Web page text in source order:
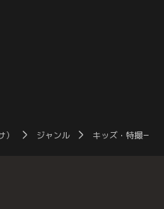
ジャンル キッズ・特撮一覧